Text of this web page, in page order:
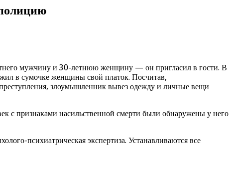
мужчину и 30-летнюю женщину — он пригласил в гости. В
в сумочке женщины свой платок. Посчитав,
злоумышленник вывез одежду и личные вещи
с признаками насильственной смерти были обнаружены у него
психиатрическая экспертиза. Устанавливаются все